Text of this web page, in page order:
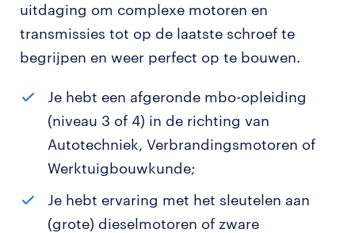
uitdaging om complexe motoren en
transmissies tot op de laatste schroef te
begrijpen en weer perfect op te bouwen.
Je hebt een afgeronde mbo-opleiding
(niveau 3 of 4) in de richting van
Autotechniek, Verbrandingsmotoren of
Werktuigbouwkunde;
Je hebt ervaring met het sleutelen aan
(grote) dieselmotoren of zware